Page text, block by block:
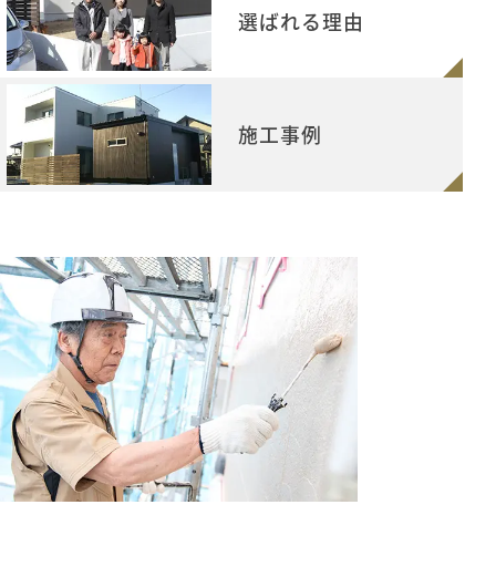
選ばれる理由
施工事例